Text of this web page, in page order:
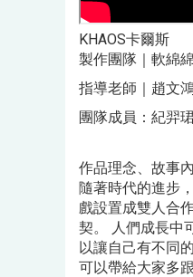
KHAOS卡爾斯
製作團隊｜軟綿
指導老師｜趙文
團隊成員：紀羿
作品理念、故事內
隨著時代的進步
戲設置成雙人合
契。 人們成長中
以讓自己有不同
可以帶給大家多